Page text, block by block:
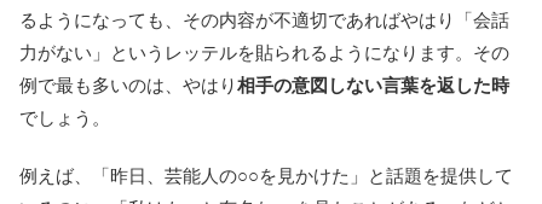
るようになっても、その内容が不適切であればやはり「会話
力がない」というレッテルを貼られるようになります。その
例で最も多いのは、やはり相手の意図しない言葉を返した時
でしょう。
例えば、「昨日、芸能人の○○を見かけた」と話題を提供して